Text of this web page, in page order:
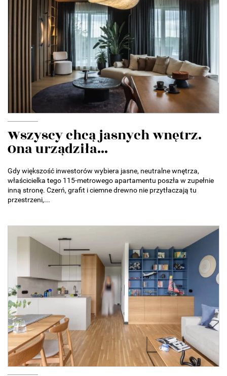
Wszyscy chcą jasnych wnętrz.
Ona urządziła...
Gdy większość inwestorów wybiera jasne, neutralne wnętrza,
właścicielka tego 115-metrowego apartamentu poszła w zupełnie
inną stronę. Czerń, grafit i ciemne drewno nie przytłaczają tu
przestrzeni,...